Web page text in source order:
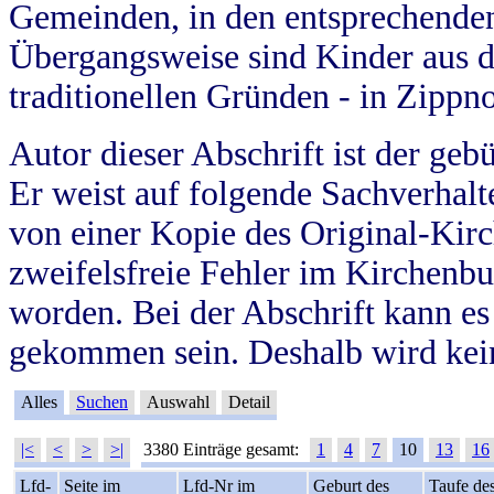
Gemeinden, in den
Übergangsweise sind Kinder aus
traditionellen Gründen - in
Autor dieser Abschrift ist der
Er weist auf folgende
von einer Kopie des Original-
zweifelsfreie Fehler im
worden. Bei der Abschrift kann
gekommen sein. Deshalb wird
Alles Suchen Auswahl Detail
|< < > >| 3380 Einträge gesamt: 1 4 7 10 13
16
Lfd-
Seite im Lfd-Nr im Geburt des Taufe